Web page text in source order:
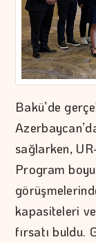
Bakü’de
sağlarken,
Program
kapasiteleri
fırsatı buldu.